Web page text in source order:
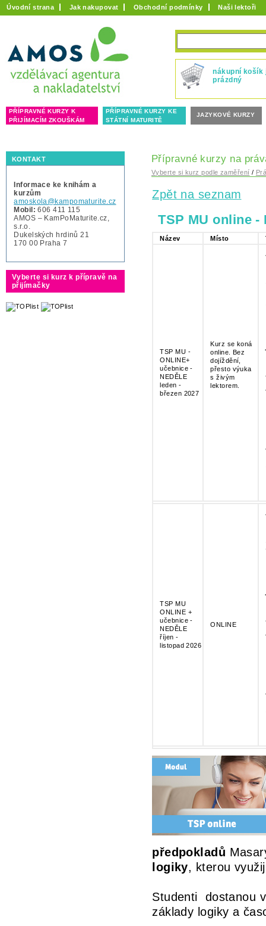
Úvodní strana Jak nakupovat Obchodní podmínky Naši lektoři
nákupní košík
prázdný
PŘÍPRAVNÉ KURZY K
PŘIJÍMACÍM ZKOUŠKÁM
PŘÍPRAVNÉ KURZY KE
STÁTNÍ MATURITĚ
JAZYKOVÉ KURZY
Přípravné kurzy na
Vyberte si kurz podle zaměření /
KONTAKT
Informace ke knihám a
kurzům
amoskola@kampomaturite.cz
Mobil: 606 411 115
AMOS – KamPoMaturite.cz,
s.r.o.
Dukelských hrdinů 21
170 00 Praha 7
Vyberte si kurz k přípravě na
přijímačky
Zpět na seznam
TSP MU online -
Název Místo
TSP MU -
ONLINE+
učebnice -
NEDĚLE
leden -
březen 2027
Kurz se koná
online. Bez
dojíždění,
přesto výuka
s živým
lektorem.
TSP MU
ONLINE +
učebnice -
NEDĚLE
říjen -
listopad 2026
ONLINE
předpokladů
logiky, kterou
Studenti dostanou
základy logiky a